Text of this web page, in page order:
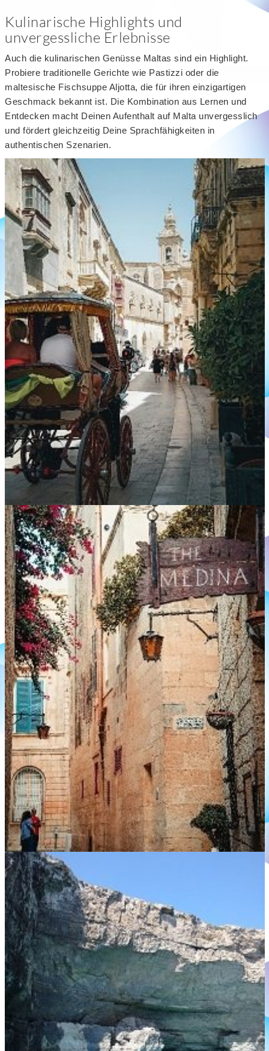
Kulinarische Highlights und
unvergessliche Erlebnisse
Auch die kulinarischen Genüsse Maltas sind ein Highlight.
Probiere traditionelle Gerichte wie Pastizzi oder die
maltesische Fischsuppe Aljotta, die für ihren einzigartigen
Geschmack bekannt ist. Die Kombination aus Lernen und
Entdecken macht Deinen Aufenthalt auf Malta unvergesslich
und fördert gleichzeitig Deine Sprachfähigkeiten in
authentischen Szenarien.